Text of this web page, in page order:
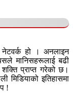
नेटवर्क हो । अनलाइन
मानिसहरूलाई बढी
प्राप्त गरेको छ।
मिडियाको इतिहासमा
!